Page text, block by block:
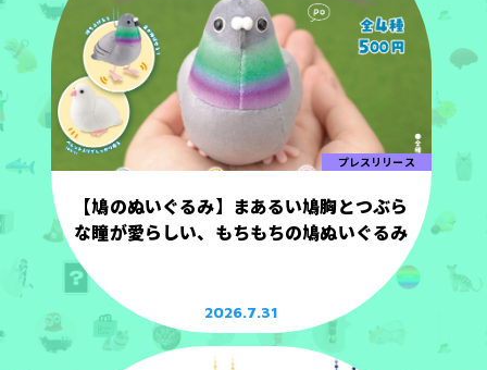
プレスリリース
【鳩のぬいぐるみ】まあるい鳩胸とつぶら
な瞳が愛らしい、もちもちの鳩ぬいぐるみ
2026.7.31